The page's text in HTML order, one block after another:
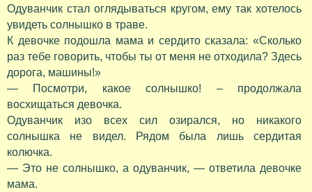
Одуванчик стал оглядываться кругом, ему так хотелось
увидеть солнышко в траве.
К девочке подошла мама и сердито сказала: «Сколько
раз тебе говорить, чтобы ты от меня не отходила? Здесь
дорога, машины!»
— Посмотри, какое солнышко! – продолжала
восхищаться девочка.
Одуванчик изо всех сил озирался, но никакого
солнышка не видел. Рядом была лишь сердитая
колючка.
— Это не солнышко, а одуванчик, — ответила девочке
мама.